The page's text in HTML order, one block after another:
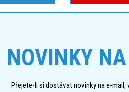
NOVINKY
Přejete-li si dostávat novinky na e-mail,